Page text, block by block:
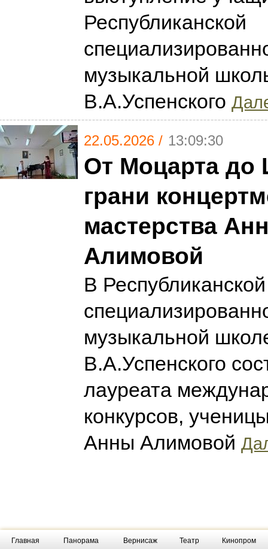
Республиканской
музыкальной
В.А.Успенского
22.05.2026 / 13:09:30
От Моцарта до
грани
мастерства
Алимовой
В Республиканской
музыкальной
В.А.Успенского
лауреата
конкурсов,
Анны Алимовой
Главная Панорама Вернисаж Театр Кинопром